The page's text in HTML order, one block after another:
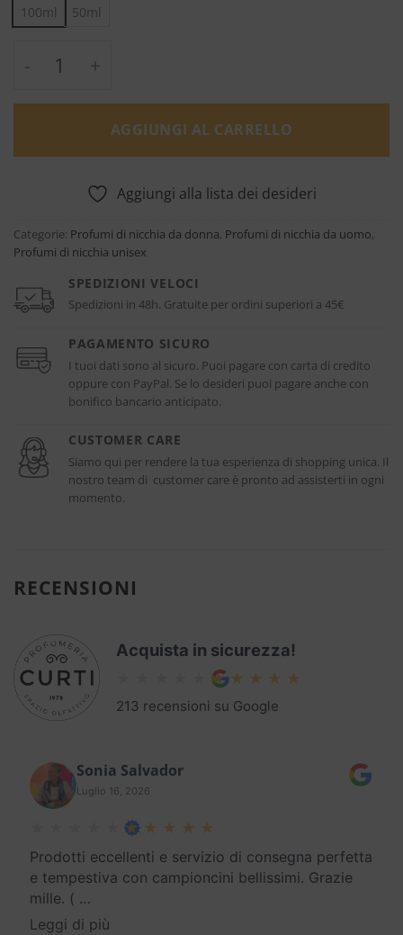
100ml 50ml
Vetiver Moloko Eau de Parfum -
AGGIUNGI AL CARRELLO
Aggiungi alla lista dei desideri
Categorie: Profumi di nicchia da donna, Profumi di nicchia da uomo,
Profumi di nicchia unisex
SPEDIZIONI VELOCI
Spedizioni in 48h. Gratuite per ordini superiori a 45€
PAGAMENTO SICURO
I tuoi dati sono al sicuro. Puoi pagare con carta di credito
oppure con PayPal. Se lo desideri puoi pagare anche con
bonifico bancario anticipato.
CUSTOMER CARE
Siamo qui per rendere la tua esperienza di shopping unica. Il
nostro team di customer care è pronto ad assisterti in ogni
momento.
RECENSIONI
Acquista in sicurezza!
213 recensioni su Google
Sonia Salvador
Luglio 16, 2026
Prodotti eccellenti e servizio di consegna perfetta
e tempestiva con campioncini bellissimi. Grazie
mille. ( …
Leggi di più